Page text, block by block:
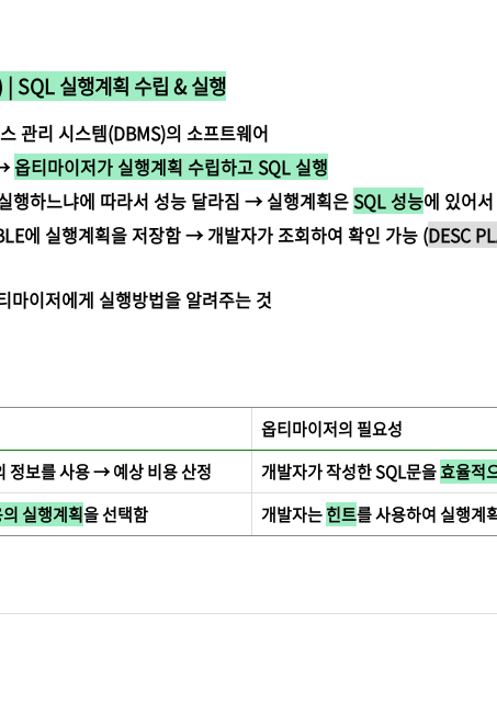
SQL 실행계획 수립 & 실행
관리 시스템(DBMS)의 소프트웨어
옵티마이저가 실행계획 수립하고 SQL 실행
행하느냐에 따라서 성능 달라짐 → 실행계획은SQL 성능에 있어
에 실행계획을 저장함 → 개발자가 조회하여 확인 가능 (DESC
마이저에게 실행방법을 알려주는 것
옵티마이저의 필요성
정보를 사용 → 예상 비용 산정
개발자가 작성한 SQL문을효율적
실행계획을 선택함 개발자는힌트를 사용하여 실행계